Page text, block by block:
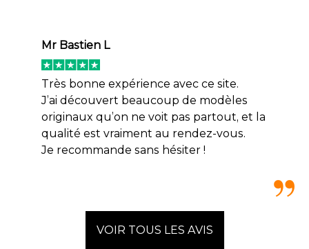
Mr Bastien L
Très bonne expérience avec ce site.
J’ai découvert beaucoup de modèles
originaux qu’on ne voit pas partout, et la
qualité est vraiment au rendez-vous.
Je recommande sans hésiter !
VOIR TOUS LES AVIS